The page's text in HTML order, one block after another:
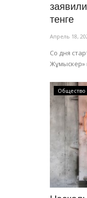
тенге
Апрель 18,
Со дня
Жұмыскер»
Общество